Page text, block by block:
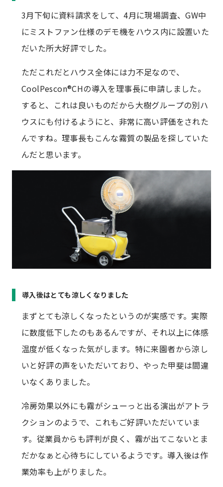
3月下旬に資料請求をして、4月に現場調査、GW中
にミストファン仕様のデモ機をハウス内に設置いた
だいた所大好評でした。
ただこれだとハウス全体には力不足なので、
CoolPescon®CHの導入を理事長に申請しました。
すると、これは良いものだから大樹グループの別ハ
ウスにも付けるようにと、非常に高い評価をされた
んですね。理事長もこんな霧質の製品を探していた
んだと思います。
導入後はとても涼しくなりました
まずとても涼しくなったというのが実感です。実際
に数度低下したのもあるんですが、それ以上に体感
温度が低くなった気がします。特に来園者から涼し
いと好評の声をいただいており、やった甲斐は間違
いなくありました。
冷房効果以外にも霧がシューっと出る演出がアトラ
クションのようで、これもご好評いただいていま
す。従業員からも評判が良く、霧が出てこないとま
だかなぁと心待ちにしているようです。導入後は作
業効率も上がりました。